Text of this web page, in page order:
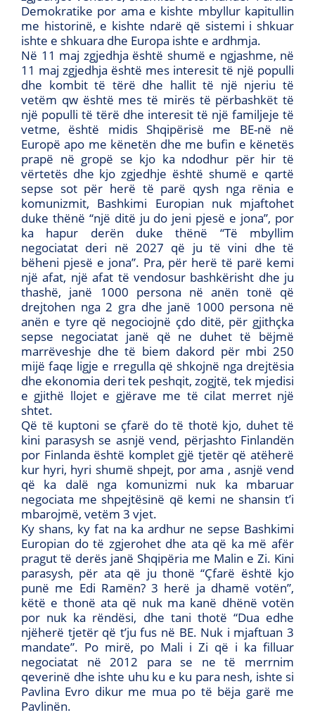
Demokratike por ama e kishte mbyllur kapitullin
me historinë, e kishte ndarë që sistemi i shkuar
ishte e shkuara dhe Europa ishte e ardhmja.
Në 11 maj zgjedhja është shumë e ngjashme, në
11 maj zgjedhja është mes interesit të një populli
dhe kombit të tërë dhe hallit të një njeriu të
vetëm qw është mes të mirës të përbashkët të
një populli të tërë dhe interesit të një familjeje të
vetme, është midis Shqipërisë me BE-në në
Europë apo me kënetën dhe me bufin e kënetës
prapë në gropë se kjo ka ndodhur për hir të
vërtetës dhe kjo zgjedhje është shumë e qartë
sepse sot për herë të parë qysh nga rënia e
komunizmit, Bashkimi Europian nuk mjaftohet
duke thënë “një ditë ju do jeni pjesë e jona”, por
ka hapur derën duke thënë “Të mbyllim
negociatat deri në 2027 që ju të vini dhe të
bëheni pjesë e jona”. Pra, për herë të parë kemi
një afat, një afat të vendosur bashkërisht dhe ju
thashë, janë 1000 persona në anën tonë që
drejtohen nga 2 gra dhe janë 1000 persona në
anën e tyre që negociojnë çdo ditë, për gjithçka
sepse negociatat janë që ne duhet të bëjmë
marrëveshje dhe të biem dakord për mbi 250
mijë faqe ligje e rregulla që shkojnë nga drejtësia
dhe ekonomia deri tek peshqit, zogjtë, tek mjedisi
e gjithë llojet e gjërave me të cilat merret një
shtet.
Që të kuptoni se çfarë do të thotë kjo, duhet të
kini parasysh se asnjë vend, përjashto Finlandën
por Finlanda është komplet gjë tjetër që atëherë
kur hyri, hyri shumë shpejt, por ama , asnjë vend
që ka dalë nga komunizmi nuk ka mbaruar
negociata me shpejtësinë që kemi ne shansin t’i
mbarojmë, vetëm 3 vjet.
Ky shans, ky fat na ka ardhur ne sepse Bashkimi
Europian do të zgjerohet dhe ata që ka më afër
pragut të derës janë Shqipëria me Malin e Zi. Kini
parasysh, për ata që ju thonë “Çfarë është kjo
punë me Edi Ramën? 3 herë ja dhamë votën”,
këtë e thonë ata që nuk ma kanë dhënë votën
por nuk ka rëndësi, dhe tani thotë “Dua edhe
njëherë tjetër që t’ju fus në BE. Nuk i mjaftuan 3
mandate”. Po mirë, po Mali i Zi që i ka filluar
negociatat në 2012 para se ne të merrnim
qeverinë dhe ishte uhu ku e ku para nesh, ishte si
Pavlina Evro dikur me mua po të bëja garë me
Pavlinën.